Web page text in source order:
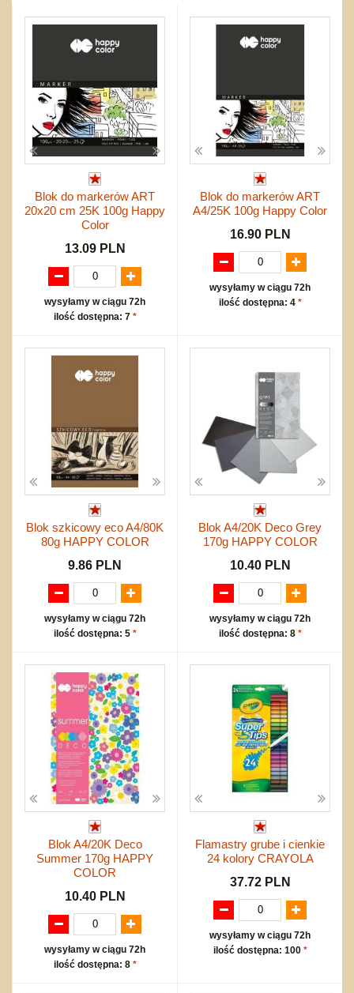
Dźwiekowe
Inne
Maty do zabawy
Bąki
Pojazdy
Inne
do siatkówki
do koszykówki
Nowości
Promocje
Start
Zakupy hurtowe
Koszty przesyłki
Regulamin
Kontakt
Blok do markerów ART
20x20 cm 25K 100g Happy
Color
13.09 PLN
wysyłamy w ciągu 72h
ilość dostępna: 7 *
Blok do markerów ART
A4/25K 100g Happy Color
16.90 PLN
wysyłamy w ciągu 72h
ilość dostępna: 4 *
Blok szkicowy eco A4/80K
80g HAPPY COLOR
9.86 PLN
wysyłamy w ciągu 72h
ilość dostępna: 5 *
Blok A4/20K Deco Grey
170g HAPPY COLOR
10.40 PLN
wysyłamy w ciągu 72h
ilość dostępna: 8 *
Blok A4/20K Deco
Summer 170g HAPPY
COLOR
10.40 PLN
wysyłamy w ciągu 72h
ilość dostępna: 8 *
Flamastry grube i cienkie
24 kolory CRAYOLA
37.72 PLN
wysyłamy w ciągu 72h
ilość dostępna: 100 *